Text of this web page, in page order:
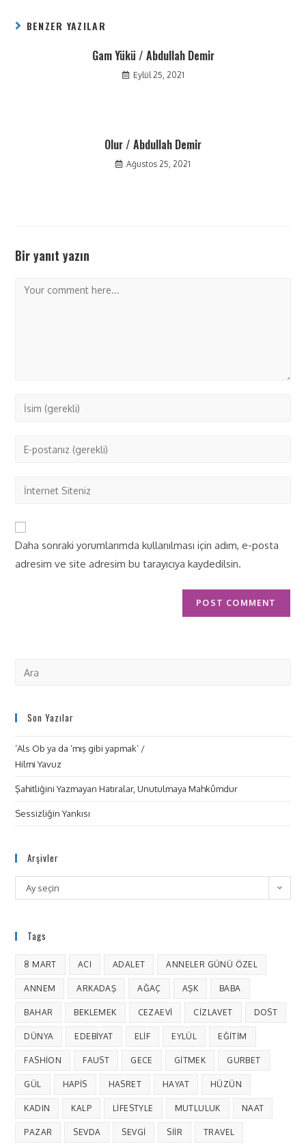
BENZER YAZILAR
Gam Yükü / Abdullah Demir
Eylül 25, 2021
Olur / Abdullah Demir
Ağustos 25, 2021
Bir yanıt yazın
Daha sonraki yorumlarımda kullanılması için adım, e-posta
adresim ve site adresim bu tarayıcıya kaydedilsin.
Son Yazılar
‘Als Ob ya da ‘mış gibi yapmak’ /
Hilmi Yavuz
Şahitliğini Yazmayan Hatıralar, Unutulmaya Mahkûmdur
Sessizliğin Yankısı
Arşivler
Ay seçin
Tags
8 MART ACI ADALET ANNELER GÜNÜ ÖZEL
ANNEM ARKADAŞ AĞAÇ AŞK BABA
BAHAR BEKLEMEK CEZAEVI CIZLAVET DOST
DÜNYA EDEBIYAT ELIF EYLÜL EĞITIM
FASHION FAUST GECE GITMEK GURBET
GÜL HAPIS HASRET HAYAT HÜZÜN
KADIN KALP LIFESTYLE MUTLULUK NAAT
PAZAR SEVDA SEVGI SIIR TRAVEL